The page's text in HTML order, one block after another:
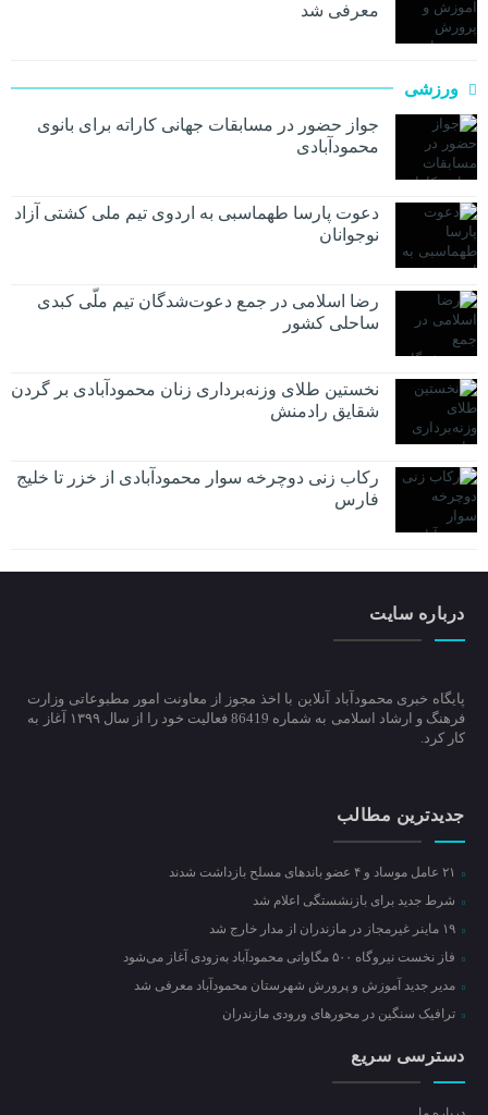
معرفی شد
ورزشی
جواز حضور در مسابقات جهانی کاراته برای بانوی
محمودآبادی
دعوت پارسا طهماسبی به اردوی تیم ملی کشتی آزاد
نوجوانان
رضا اسلامی در جمع دعوت‌شدگان تیم ملّی کبدی
ساحلی کشور
نخستین طلای وزنه‌برداری زنان محمودآبادی بر گردن
شقایق رادمنش
رکاب زنی دوچرخه سوار محمودآبادی از خزر تا خلیج
فارس
درباره سایت
پایگاه خبری محمودآباد آنلاین با اخذ مجوز از معاونت امور مطبوعاتی وزارت
فرهنگ و ارشاد اسلامی به شماره 86419 فعالیت خود را از سال ۱۳۹۹ آغاز به
کار کرد.
جدیدترین مطالب
شرط جدید برای بازنشستگی اعلام شد
۱۹ ماینر غیرمجاز در مازندران از مدار خارج شد
فاز نخست نیروگاه ۵۰۰ مگاواتی محمودآباد به‌زودی آغاز می‌شود
مدیر جدید آموزش و پرورش شهرستان محمودآباد معرفی شد
ترافیک سنگین در محور‌های ورودی مازندران
دسترسی سریع